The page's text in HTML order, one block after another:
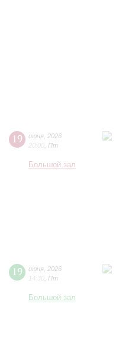
19 июня 2026
20:00 Пт
Большой зал
19 июня 2026
14:30 Пт
Большой зал